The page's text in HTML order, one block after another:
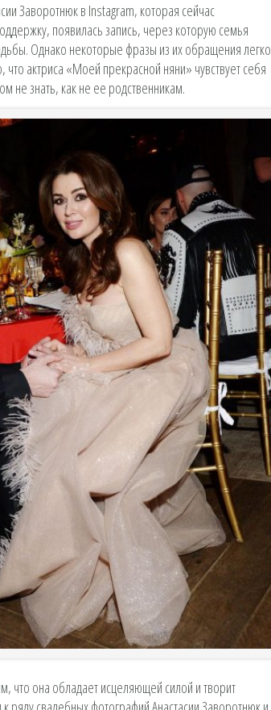
Заворотнюк в Instagram, которая сейчас
появилась запись, через которую семья
Однако некоторые фразы из их обращения легко
актриса «Моей прекрасной няни» чувствует себя
не знать, как не ее родственникам.
она обладает исцеляющей силой и творит